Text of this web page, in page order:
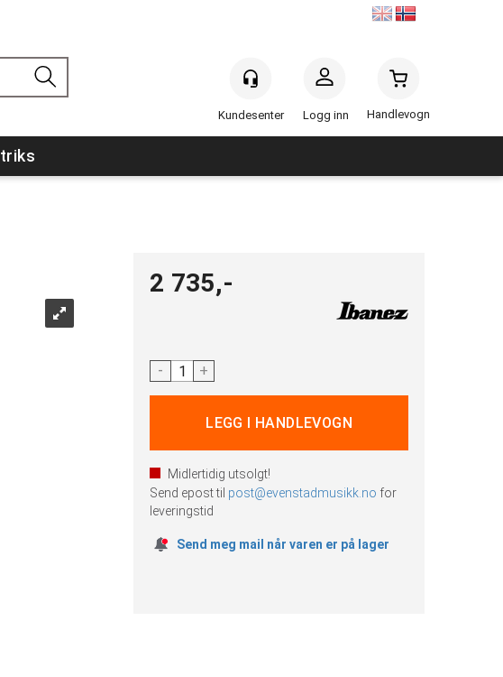
Logg inn Handlevogn
2 735,-
- +
Midlertidig utsolgt!
Send epost til post@evenstadmusikk.no for
leveringstid
Send meg mail når varen er på lager